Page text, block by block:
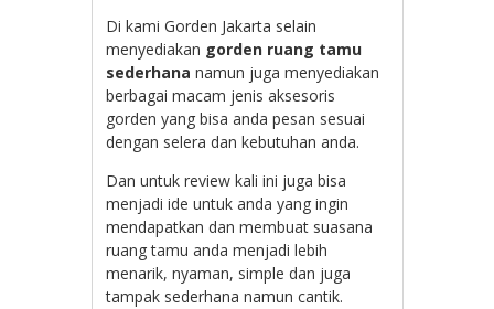
Di kami Gorden Jakarta selain
menyediakan gorden ruang tamu
sederhana namun juga menyediakan
berbagai macam jenis aksesoris
gorden yang bisa anda pesan sesuai
dengan selera dan kebutuhan anda.
Dan untuk review kali ini juga bisa
menjadi ide untuk anda yang ingin
mendapatkan dan membuat suasana
ruang tamu anda menjadi lebih
menarik, nyaman, simple dan juga
tampak sederhana namun cantik.